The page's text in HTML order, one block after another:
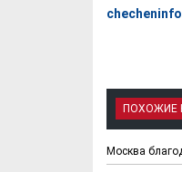
ПОХОЖИЕ
Москва
для